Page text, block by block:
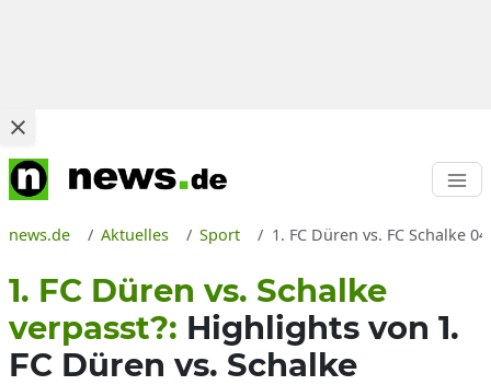
news.de Aktuelles Sport 1. FC Düren vs. FC Schalke
1. FC Düren vs. Schalke
verpasst?: Highlights von 1.
FC Düren vs. Schalke